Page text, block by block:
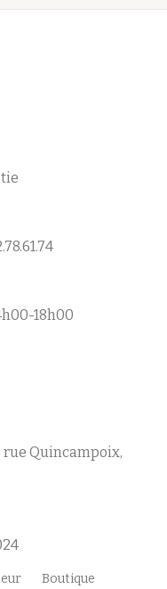
18h00
rue Quincampoix,
Boutique